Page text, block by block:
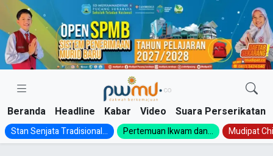
Skip
content
Beranda Headline Kabar Video Suara Perserikatan
Stan Senjata Tradisional... Pertemuan Ikwam dan... Mudipat